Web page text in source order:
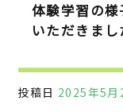
体験学習の
いただきま
投稿日 2025年5月